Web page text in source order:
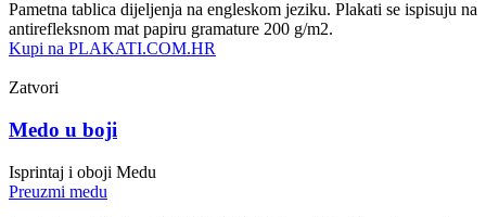
Pametna tablica dijeljenja na engleskom jeziku. Plakati se ispisuju na
antirefleksnom mat papiru gramature 200 g/m2.
Kupi na PLAKATI.COM.HR
Zatvori
Medo u boji
Isprintaj i oboji Medu
Preuzmi medu